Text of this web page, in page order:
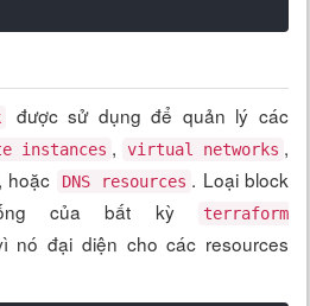
được sử dụng để quản lý các
instances , virtual networks ,
, hoặc DNS resources . Loại block
của bất kỳ
terraform
nó đại diện cho các resources